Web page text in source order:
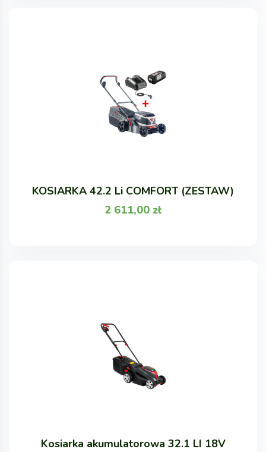
KOSIARKA 42.2 Li COMFORT (ZESTAW)
2 611,00 zł
Kosiarka akumulatorowa 32.1 LI 18V